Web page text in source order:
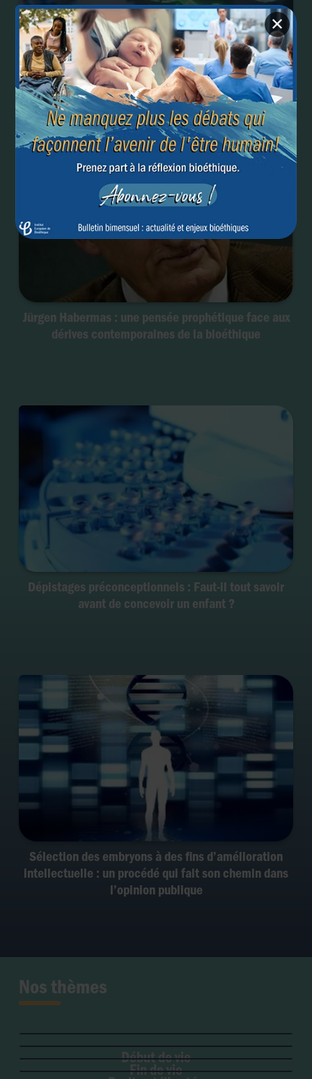
✕
Modification génétique des embryons humains :
porte ouverte à l’eugénisme ?
Jürgen Habermas : une pensée prophétique face aux
dérives contemporaines de la bioéthique
Dépistages préconceptionnels : Faut-il tout savoir
avant de concevoir un enfant ?
Sélection des embryons à des fins d’amélioration
intellectuelle : un procédé qui fait son chemin dans
l’opinion publique
Nos thèmes
Début de vie
Fertilité et grossesse
Embryon
GPA
Avortement
Fin de vie
Euthanasie
Don d'organes
Liberté de conscience
Liberté institutionnelle
Maladie & handicap
Genre & sexualité
Eugénisme